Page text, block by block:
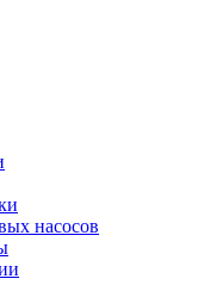
насосов